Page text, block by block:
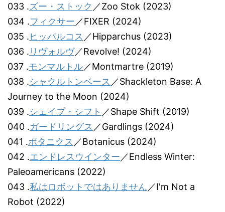
033 .ズー・ストック ／Zoo Stok (2023)
034 .フィクサー ／FIXER (2024)
035 .ヒッパルコス ／Hipparchus (2023)
036 . リヴォルヴ／Revolve! (2024)
037 .モンマルトル／Montmartre (2019)
038 .シャクルトンベース ／Shackleton Base: A
Journey to the Moon (2024)
039 .シェイプ・シフト ／Shape Shift (2019)
040 .ガードリングス ／Gardlings (2024)
041 .ボタニクス ／Botanicus (2024)
042 .エンドレスウインター ／Endless Winter:
Paleoamericans (2022)
043 .私はロボットではありません ／I'm Not a
Robot (2022)